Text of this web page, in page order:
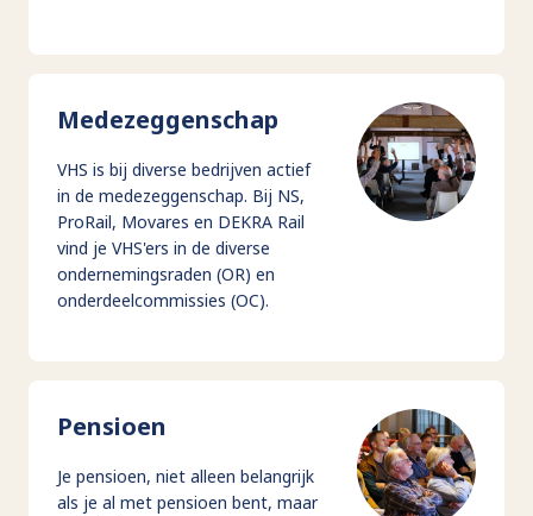
Medezeggenschap
VHS is bij diverse bedrijven actief
in de medezeggenschap. Bij NS,
ProRail, Movares en DEKRA Rail
vind je VHS'ers in de diverse
ondernemingsraden (OR) en
onderdeelcommissies (OC).
Pensioen
Je pensioen, niet alleen belangrijk
als je al met pensioen bent, maar